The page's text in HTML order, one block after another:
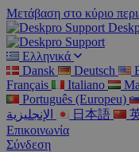
Μετάβαση στο κύριο
Ελληνικά
Dansk
Deutsch
Français
Italiano
Português (Europeu)
الإنجليزية
日本語
Επικοινωνία
Σύνδεση